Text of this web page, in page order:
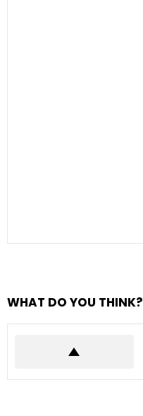
WHAT DO YOU THINK?